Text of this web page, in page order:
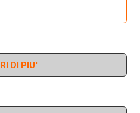
DI PIU'